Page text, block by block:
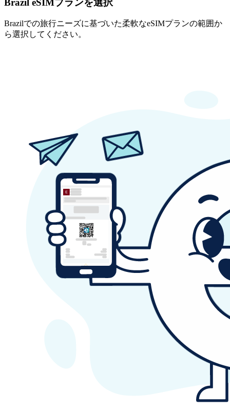
Brazilでの旅行ニーズに基づいた柔軟なeSIMプランの範囲か
ら選択してください。